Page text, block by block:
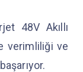
48V Akıllı
verimliliği ve